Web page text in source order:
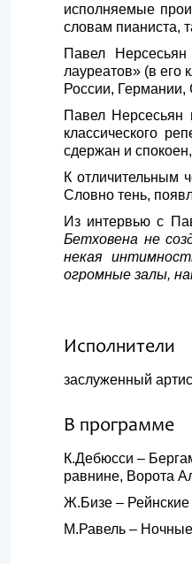
исполняемые
словам пианиста,
Павел
лауреатов» (в его
России,
Павел Нерсесьян
классического
сдержан и
К отличительным
Словно тень,
Из интервью с
Бетховена не
некая
огромные залы,
Исполнители
заслуженный
В программе
К.Дебюсси –
равнине, Ворота
Ж.Бизе –
М.Равель –